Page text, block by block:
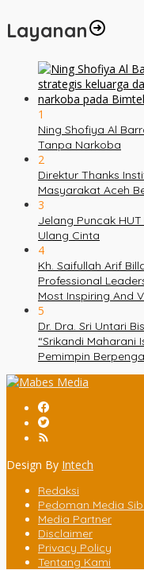
Layanan
1
Ning Shofiya Al
Tanpa Narkoba
2
Direktur Thanks
Masyarakat Aceh
3
Jelang Puncak
Ulang Cinta
4
Kh. Saifullah Arif
Professional
Most Inspiring And
5
Dr. Dra. Sri Untari
“Srikandi Maharani
Pemimpin
Design By Intech
Redaksi
Pedoman Media
Media Partner
Disclaimer
Privacy Policy
Tentang Kami